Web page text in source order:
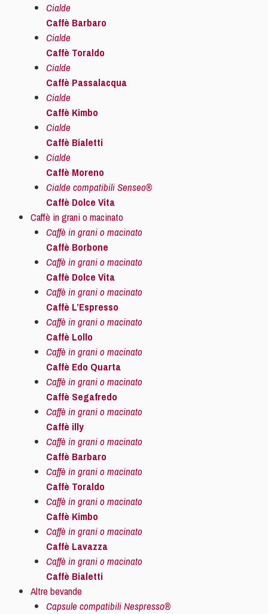
Cialde
Caffè Barbaro
Cialde
Caffè Toraldo
Cialde
Caffè Passalacqua
Cialde
Caffè Kimbo
Cialde
Caffè Bialetti
Cialde
Caffè Moreno
Cialde compatibili Senseo®
Caffè Dolce Vita
Caffè in grani o macinato
Caffè in grani o macinato
Caffè Borbone
Caffè in grani o macinato
Caffè Dolce Vita
Caffè in grani o macinato
Caffè L’Espresso
Caffè in grani o macinato
Caffè Lollo
Caffè in grani o macinato
Caffè Edo Quarta
Caffè in grani o macinato
Caffè Segafredo
Caffè in grani o macinato
Caffè illy
Caffè in grani o macinato
Caffè Barbaro
Caffè in grani o macinato
Caffè Toraldo
Caffè in grani o macinato
Caffè Kimbo
Caffè in grani o macinato
Caffè Lavazza
Caffè in grani o macinato
Caffè Bialetti
Altre bevande
Capsule compatibili Nespresso®